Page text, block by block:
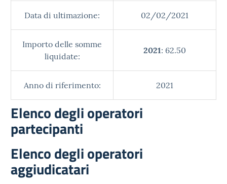
Data di ultimazione: 02/02/2021
Importo delle somme
liquidate:
2021: 62.50
Anno di riferimento: 2021
Elenco degli operatori
partecipanti
Elenco degli operatori
aggiudicatari